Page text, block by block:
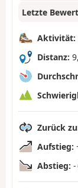
Letzte
Aktivität:
Distanz:
Zurück
Aufstieg:
Abstieg: -